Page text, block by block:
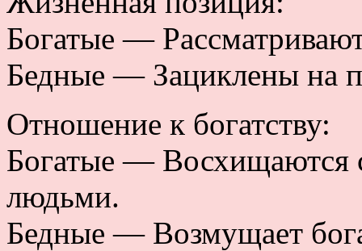
Богатые —
Бедные — Зациклены на
Отношение к богатству:
Богатые — Восхищаются
людьми.
Бедные — Возмущает